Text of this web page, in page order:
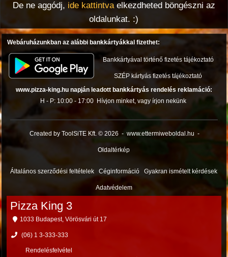
De ne aggódj, ide kattintvaelkezdheted böngészni az
oldalunkat. :)
Webáruházunkban az alábbi bankkártyákkal fizethet:
Bankkártyával történő fizetés tájékoztató
SZÉP kártyás fizetés tájékoztató
www.pizza-king.hu napján leadott bankkártyás rendelés reklamáció:
H - P: 10:00 - 17:00 Hívjon minket, vagy írjon nekünk
Created by ToolSiTE Kft. © 2026 - www.ettermiweboldal.hu -
Oldaltérkép
Általános szerződési feltételek Céginformáció Gyakran ismételt kérdések
Adatvédelem
Pizza King 3
1033 Budapest, Vörösvári út 17
(06) 1 3-333-333
Rendelésfelvétel